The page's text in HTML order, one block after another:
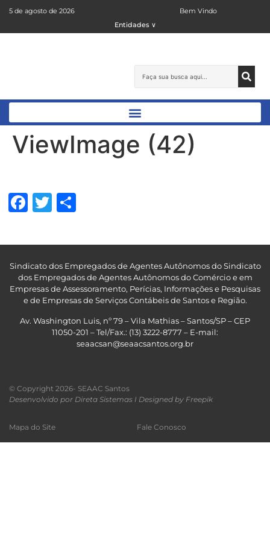
5 de agosto de 2026
Bem Vindo
Entidades ∨
ViewImage (42)
Facebook
Twitter
Sindicato dos Empregados de Agentes Autônomos do Sindicato
dos Empregados de Agentes Autônomos do Comércio e em
Empresas de Assessoramento, Perícias, Informações e Pesquisas
e de Empresas de Serviços Contábeis de Santos e Região.
Av. Washington Luis, nº 79 – Vila Mathias – Santos/SP – CEP
11050-201 – Tel/Fax.: (13) 3222-8777 – E-mail:
seaacsan@seaacsantos.org.br
© Copyright 2026- SEAAC Santos
Desenvolvido por Direta Sistemas I Designed by Freepik
Mapa do Site Fale Conosco